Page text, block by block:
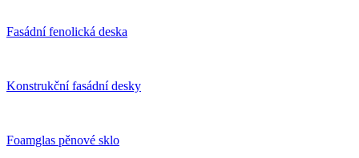
Fasádní fenolická deska
Konstrukční fasádní desky
Foamglas pěnové sklo